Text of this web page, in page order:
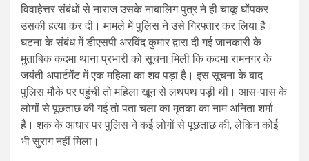
विवाहेत्तर संबंधों से नाराज उसके नाबालिग पुत्र ने ही चाकू घोंपकर
उसकी हत्या कर दी। मामले में पुलिस ने उसे गिरफ्तार कर लिया है।
घटना के संबंध में डीएसपी अरविंद कुमार द्वारा दी गई जानकारी के
मुताबिक कदमा थाना प्रभारी को सूचना मिली कि कदमा रामनगर के
जयंती अपार्टमेंट में एक महिला का शव पड़ा है। इस सूचना के बाद
पुलिस मौके पर पहुंची तो महिला खून से लथपथ पड़ी थी। आस-पास के
लोगों से पूछताछ की गई तो पता चला का मृतका का नाम अनिता शर्मा
है। शक के आधार पर पुलिस ने कई लोगों से पूछताछ की, लेकिन कोई
भी सुराग नहीं मिला।